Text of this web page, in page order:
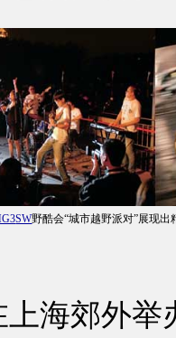
SW野酷会“城市越野派对”展现
郊外举